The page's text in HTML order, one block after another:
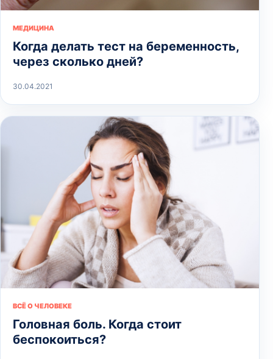
МЕДИЦИНА
Когда делать тест на беременность,
через сколько дней?
30.04.2021
ВСЁ О ЧЕЛОВЕКЕ
Головная боль. Когда стоит
беспокоиться?